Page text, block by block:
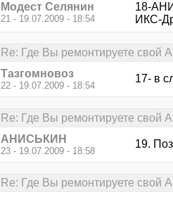
Модест Селянин
21 - 19.07.2009 - 18:54
18-
ИКС-
Re: Где Вы ремонтируете свой
Тазгомновоз
22 - 19.07.2009 - 18:54
17- в
Re: Где Вы ремонтируете свой
АНИСЬКИН
23 - 19.07.2009 - 18:58
19.
Re: Где Вы ремонтируете свой